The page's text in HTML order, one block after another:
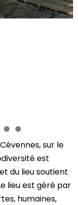
0
sur le
est
du lieu soutient
lieu est géré par
humaines,